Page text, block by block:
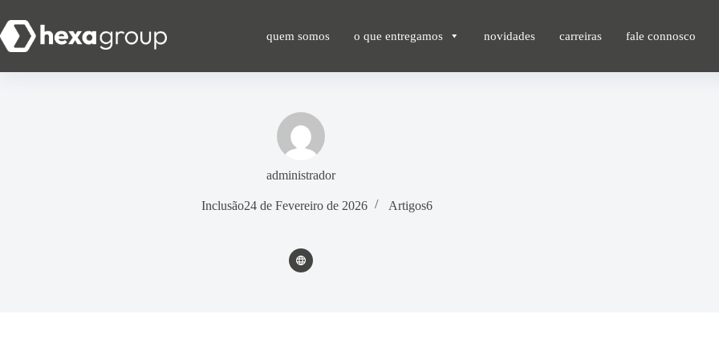
quem somos o que entregamos novidades carreiras fale connosco
administrador
Inclusão24 de Fevereiro de 2026 Artigos6